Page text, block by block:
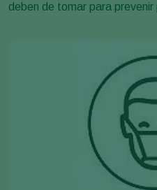
deben de tomar para